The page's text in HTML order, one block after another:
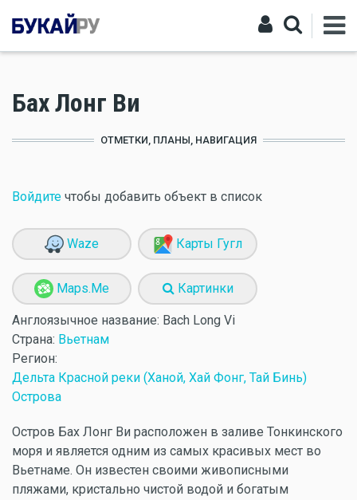
Бах Лонг Ви
ОТМЕТКИ, ПЛАНЫ, НАВИГАЦИЯ
Войдите чтобы добавить объект в список
Waze Карты Гугл
Maps.Me Картинки
Англоязычное название: Bach Long Vi
Страна: Вьетнам
Регион:
Дельта Красной реки (Ханой, Хай Фонг, Тай Бинь)
Острова
Остров Бах Лонг Ви расположен в заливе Тонкинского
моря и является одним из самых красивых мест во
Вьетнаме. Он известен своими живописными
пляжами, кристально чистой водой и богатым